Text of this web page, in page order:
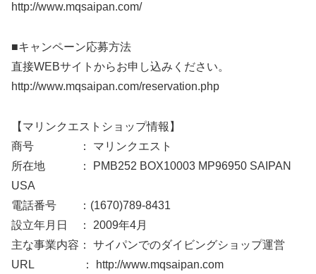
http://www.mqsaipan.com/
■キャンペーン応募方法
直接WEBサイトからお申し込みください。
http://www.mqsaipan.com/reservation.php
【マリンクエストショップ情報】
商号 ： マリンクエスト
所在地 ： PMB252 BOX10003 MP96950 SAIPAN
USA
電話番号 ：(1670)789-8431
設立年月日 ： 2009年4月
主な事業内容： サイパンでのダイビングショップ運営
URL ： http://www.mqsaipan.com